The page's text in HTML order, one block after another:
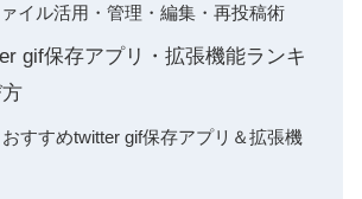
イル活用・管理・編集・再投稿術
gif保存アプリ・拡張機能ランキ
すすめtwitter gif保存アプリ＆拡張機